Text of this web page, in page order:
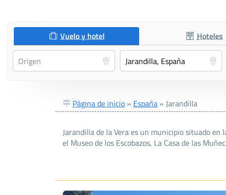
Vuelo y hotel Hoteles
Página de inicio » España » Jarandilla
Jarandilla de la Vera es un municipio situado en
el Museo de los Escobazos, La Casa de las